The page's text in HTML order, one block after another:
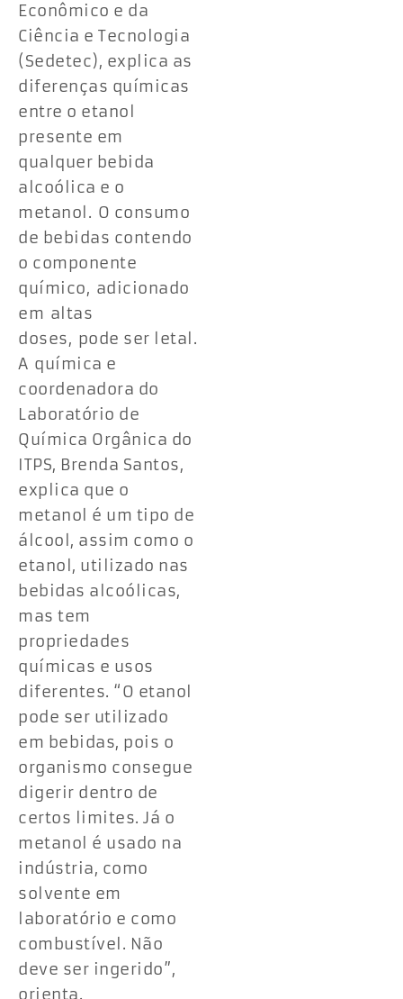
Econômico e da
Ciência e Tecnologia
(Sedetec), explica as
diferenças químicas
entre o etanol
presente em
qualquer bebida
alcoólica e o
metanol. O consumo
de bebidas contendo
o componente
químico, adicionado
em altas
doses, pode ser letal.
A química e
coordenadora do
Laboratório de
Química Orgânica do
ITPS, Brenda Santos,
explica que o
metanol é um tipo de
álcool, assim como o
etanol, utilizado nas
bebidas alcoólicas,
mas tem
propriedades
químicas e usos
diferentes. “O etanol
pode ser utilizado
em bebidas, pois o
organismo consegue
digerir dentro de
certos limites. Já o
metanol é usado na
indústria, como
solvente em
laboratório e como
combustível. Não
deve ser ingerido”,
orienta.